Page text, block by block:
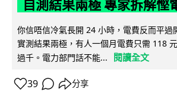
自測結果兩極 專家拆解慳
你信唔信冷氣長開 24 小時，電費反而平過
實測結果兩極，有人一個月電費只需 118
過千。電力部門話不能...
閱讀全文
39 分享